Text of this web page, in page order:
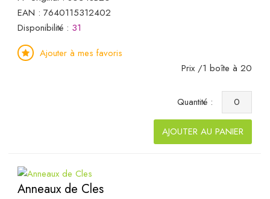
EAN : 7640115312402
Disponibilité : 31
Ajouter à mes favoris
Prix /1 boîte à 20
Quantité :
AJOUTER AU PANIER
Anneaux de Cles